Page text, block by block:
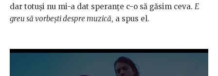
dar totuși nu mi-a dat speranțe c-o să găsim ceva. E
greu să vorbești despre muzică, a spus el.